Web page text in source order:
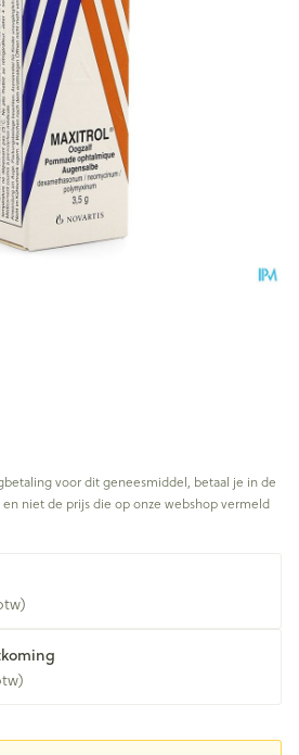
voor dit geneesmiddel, betaal je in de
niet de prijs die op onze webshop vermeld